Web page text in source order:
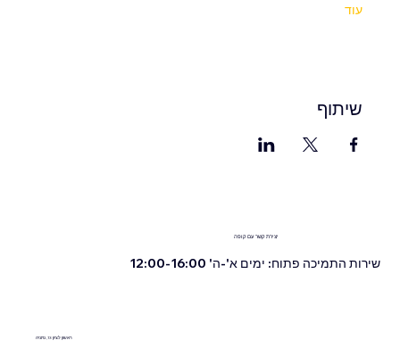
עוד
שיתוף
ראשון לציון 13, נתניה
יצירת קשר עם קופה
שירות התמיכה פתוח: ימים א'-ה' 12:00-16:00